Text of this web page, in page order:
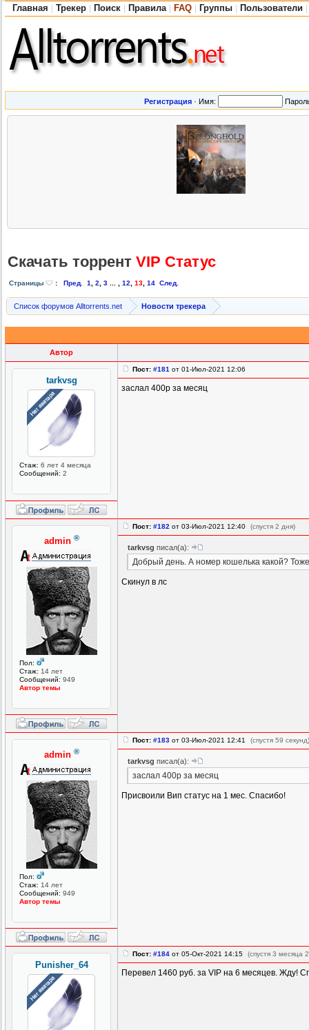
Главная Трекер Поиск Правила FAQ Группы Пользователи
Регистрация · Имя:
Скачать торрент VIP Статус
Страницы : Пред. 1, 2, 3 ... , 12, 13, 14 След.
Список форумов Alltorrents.net Новости трекера
Автор
tarkvsg
Стаж: 6 лет 4 месяца
Сообщений: 2
Пост: #181 от 01-Июл-2021 12:06
заслал 400р за месяц
admin ®
Пол:
Стаж: 14 лет
Сообщений: 949
Автор темы
Пост: #182 от 03-Июл-2021 12:40 (спустя 2 дня)
tarkvsg писал(а):
Добрый день. А номер кошелька какой?
Скинул в лс
admin ®
Пол:
Стаж: 14 лет
Сообщений: 949
Автор темы
Пост: #183 от 03-Июл-2021 12:41 (спустя 59 секунд)
tarkvsg писал(а):
заслал 400р за месяц
Присвоили Вип статус на 1 мес. Спасибо!
Punisher_64
Пост: #184 от 05-Окт-2021 14:15 (спустя 3 месяца
Перевел 1460 руб. за VIP на 6 месяцев. Жду!